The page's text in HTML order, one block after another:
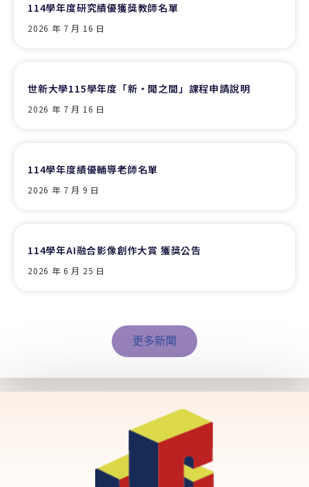
114學年度研究績優獲獎教師名單
2026 年 7 月 16 日
世新大學115學年度「新‧聞之間」課程申請說明
2026 年 7 月 16 日
114學年度績優輔導老師名單
2026 年 7 月 9 日
114學年AI融合影像創作大賞 獲獎公告
2026 年 6 月 25 日
更多新聞